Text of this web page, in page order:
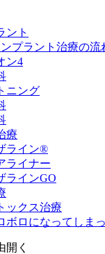
ント
プラント治療の流
ン4
ニング
療
ライン®
ライナー
ラインGO
ックス治療
ボロになってしま
開く